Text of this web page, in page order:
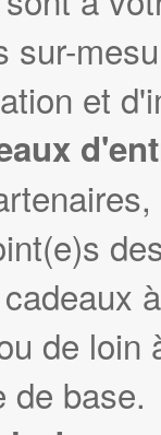
sur-
et
de
de base.